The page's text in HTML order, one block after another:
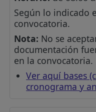
Según lo indicado
convocatoria.
Nota: No se
documentación
en la convocatoria.
Ver aquí bases
cronograma y